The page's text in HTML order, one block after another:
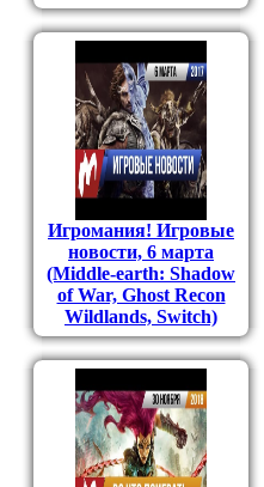
Игромания! Игровые
новости, 6 марта
(Middle-earth: Shadow
of War, Ghost Recon
Wildlands, Switch)